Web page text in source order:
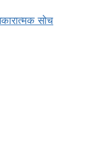
सोच